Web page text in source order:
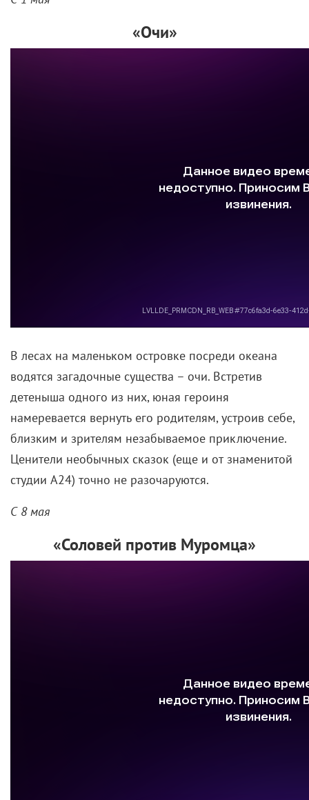
«Очи»
В лесах на маленьком островке посреди океана
водятся загадочные существа – очи. Встретив
детеныша одного из них, юная героиня
намеревается вернуть его родителям, устроив себе,
близким и зрителям незабываемое приключение.
Ценители необычных сказок (еще и от знаменитой
студии A24) точно не разочаруются.
С 8 мая
«Соловей против Муромца»